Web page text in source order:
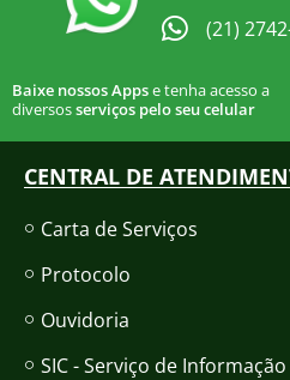
(21)
Baixe nossos Appse tenha acesso a
diversosserviços pelo seu celular
CENTRAL DE
Carta de Serviços
Protocolo
Ouvidoria
SIC - Serviço de